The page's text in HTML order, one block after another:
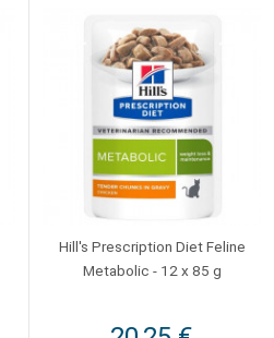
Hill's Prescription Diet Feline
Metabolic - 12 x 85 g